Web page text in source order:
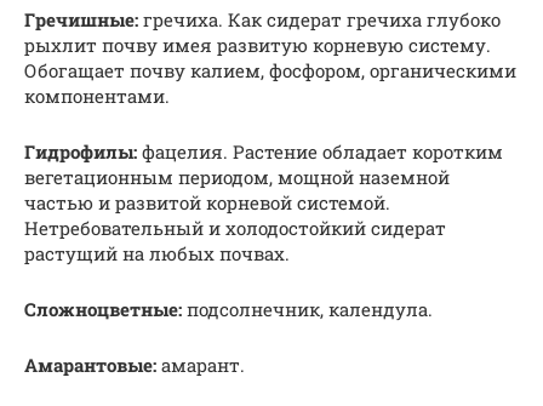
Гречишные: гречиха. Как сидерат гречиха глубоко
рыхлит почву имея развитую корневую систему.
Обогащает почву калием, фосфором, органическими
компонентами.
Гидрофилы: фацелия. Растение обладает коротким
вегетационным периодом, мощной наземной
частью и развитой корневой системой.
Нетребовательный и холодостойкий сидерат
растущий на любых почвах.
Сложноцветные: подсолнечник, календула.
Амарантовые: амарант.